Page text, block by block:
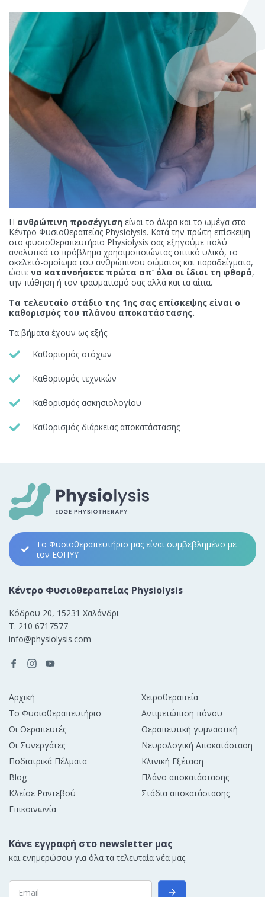
Η ανθρώπινη προσέγγιση είναι το άλφα και το ωμέγα στο
Κέντρο Φυσιοθεραπείας Physiolysis. Κατά την πρώτη επίσκεψη
στο φυσιοθεραπευτήριο Physiolysis σας εξηγούμε πολύ
αναλυτικά το πρόβλημα χρησιμοποιώντας οπτικό υλικό, το
σκελετό-ομοίωμα του ανθρώπινου σώματος και παραδείγματα,
ώστε να κατανοήσετε πρώτα απ’ όλα οι ίδιοι τη φθορά,
την πάθηση ή τον τραυματισμό σας αλλά και τα αίτια.
Τα τελευταίο στάδιο της 1ης σας επίσκεψης είναι ο
καθορισμός του πλάνου αποκατάστασης.
Τα βήματα έχουν ως εξής:
Καθορισμός στόχων
Καθορισμός τεχνικών
Καθορισμός ασκησιολογίου
Καθορισμός διάρκειας αποκατάστασης
Το Φυσιοθεραπευτήριο μας είναι συμβεβλημένο με
τον ΕΟΠΥΥ
Κέντρο Φυσιοθεραπείας Physiolysis
Κόδρου 20, 15231 Χαλάνδρι
Τ. 210 6717577
info@physiolysis.com
Αρχική
Το Φυσιοθεραπευτήριο
Οι Θεραπευτές
Οι Συνεργάτες
Ποδιατρικά Πέλματα
Blog
Κλείσε Ραντεβού
Επικοινωνία
Χειροθεραπεία
Αντιμετώπιση πόνου
Θεραπευτική γυμναστική
Νευρολογική Αποκατάσταση
Κλινική Εξέταση
Πλάνο αποκατάστασης
Στάδια αποκατάστασης
Κάνε εγγραφή στο newsletter μας
και ενημερώσου για όλα τα τελευταία νέα μας.